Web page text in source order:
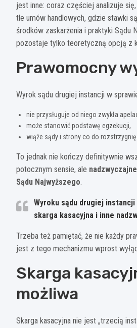
jest inne: coraz częściej analizuje się,
tle umów handlowych, gdzie stawki
środków zaskarżenia i praktyki
pozostaje tylko teoretyczną opcją z
Prawomocny
Wyrok sądu drugiej instancji w
nie przysługuje od niego zwykła
może stanowić podstawę egzekucji,
wiąże sądy i strony co do
To jednak nie kończy definitywnie
potocznym sensie, ale
Sądu Najwyższego.
Wyroku sądu drugiej instancji
skarga kasacyjna i inne
Trzeba też pamiętać, że nie każdy
jest z tego mechanizmu wprost
Skarga
możliwa
Skarga kasacyjna nie jest „trzecią